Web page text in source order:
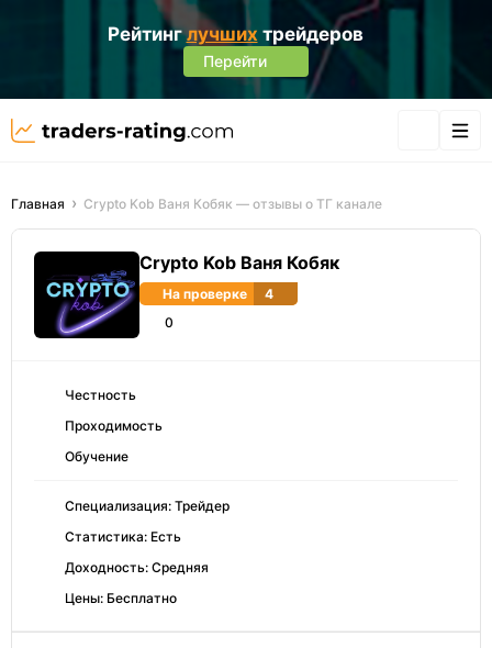
Рейтинглучших трейдеров
Перейти
Главная Crypto Kob Ваня Кобяк — отзывы о ТГ канале
Crypto Kob Ваня Кобяк
На проверке
4
0
Честность
Проходимость
Обучение
Специализация: Трейдер
Статистика: Есть
Доходность: Средняя
Цены: Бесплатно